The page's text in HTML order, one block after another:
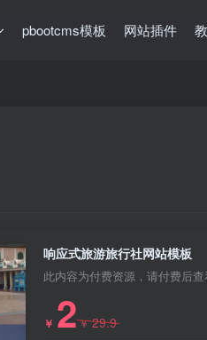
pbootcms模板 网站插件
响应式旅游旅行社网站模板
此内容为付费资源，请付费后查
￥ 2￥29.9